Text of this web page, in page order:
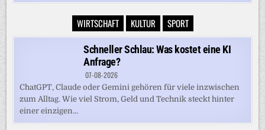
WIRTSCHAFT KULTUR SPORT
Schneller Schlau: Was kostet eine KI
Anfrage?
07-08-2026
ChatGPT, Claude oder Gemini gehören für viele inzwischen
zum Alltag. Wie viel Strom, Geld und Technik steckt hinter
einer einzigen...